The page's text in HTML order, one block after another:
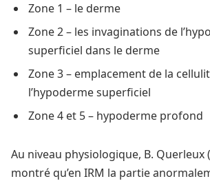
Zone 1 – le derme
Zone 2 – les invaginations de
superficiel dans le derme
Zone 3 – emplacement de la
l’hypoderme superficiel
Zone 4 et 5 – hypoderme profond
Au niveau physiologique, B. Querleux
montré qu’en IRM la partie